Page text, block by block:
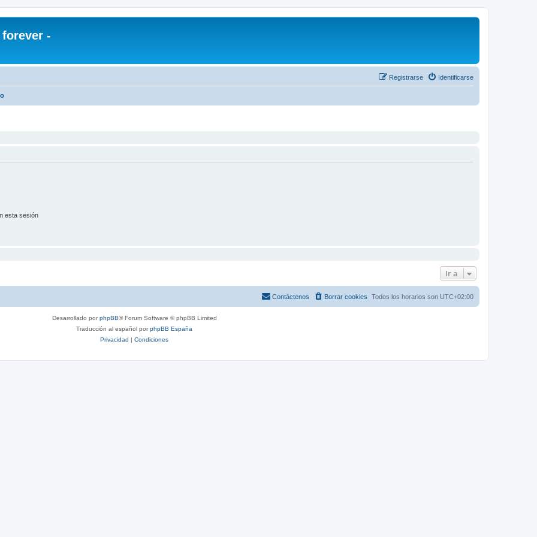
forever -
Identificarse
Registrarse
esta sesión
Ir a
Todos los horarios son UTC+02:00
Borrar cookies
Contáctenos
Desarrollado porphpBB® Forum Software © phpBB Limited
Traducción al español porphpBB España
Privacidad | Condiciones